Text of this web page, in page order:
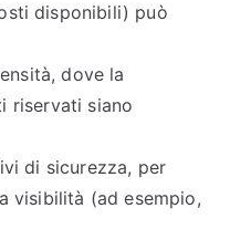
disponibili) può
dove la
riservati siano
di sicurezza, per
visibilità (ad esempio,